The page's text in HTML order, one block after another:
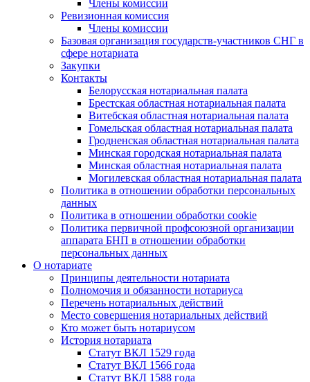
Члены комиссии
Ревизионная комиссия
Члены комиссии
Базовая организация государств-участников СНГ в
сфере нотариата
Закупки
Контакты
Белорусская нотариальная палата
Брестская областная нотариальная палата
Витебская областная нотариальная палата
Гомельская областная нотариальная палата
Гродненская областная нотариальная палата
Минская городская нотариальная палата
Минская областная нотариальная палата
Могилевская областная нотариальная палата
Политика в отношении обработки персональных
данных
Политика в отношении обработки cookie
Политика первичной профсоюзной организации
аппарата БНП в отношении обработки
персональных данных
О нотариате
Принципы деятельности нотариата
Полномочия и обязанности нотариуса
Перечень нотариальных действий
Место совершения нотариальных действий
Кто может быть нотариусом
История нотариата
Статут ВКЛ 1529 года
Статут ВКЛ 1566 года
Статут ВКЛ 1588 года